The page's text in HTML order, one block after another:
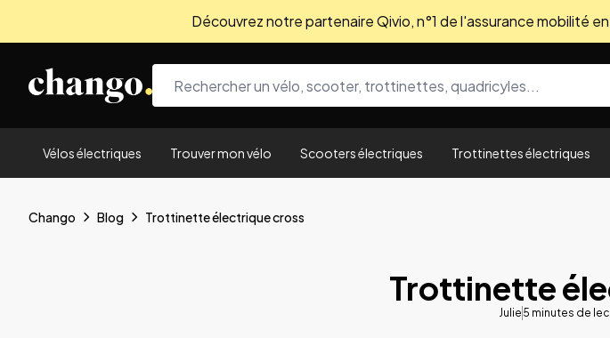
Découvrez notre partenaire Qivio, n°1 de l'assurance mobilité
Vélos électriques Trouver mon vélo Scooters électriques Trottinettes électriques
Chango Blog Trottinette électrique cross
Trottinette
Julie 5 minutes de